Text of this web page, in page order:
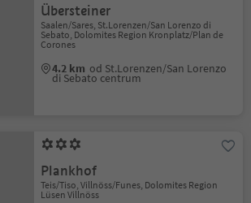
Übersteiner
Saalen/Sares, St.Lorenzen/San Lorenzo di
Sebato, Dolomites Region Kronplatz/Plan de
Corones
4.2 km od St.Lorenzen/San Lorenzo
di Sebato centrum
Plankhof
Teis/Tiso, Villnöss/Funes, Dolomites Region
Lüsen Villnöss